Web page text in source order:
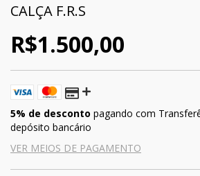
CALÇA F.R.S
R$1.500,00
5% de desconto pagando com
depósito bancário
VER MEIOS DE PAGAMENTO